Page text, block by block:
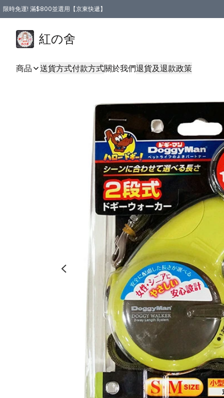
限時免運! 滿$800並選用【京東快遞】
紅の舍
商品 送貨方式付款方式關於我們退貨及退款政策